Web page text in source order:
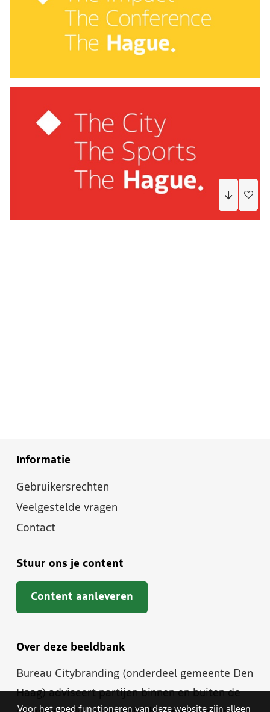
Informatie
Gebruikersrechten
Veelgestelde vragen
Contact
Stuur ons je content
Content aanleveren
Over deze beeldbank
Bureau Citybranding (onderdeel gemeente Den
Haag) adviseert partijen binnen en buiten de
Voor het goed functioneren van deze website zijn alleen